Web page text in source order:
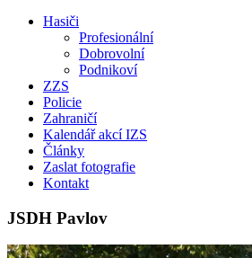
Hasiči
Profesionální
Dobrovolní
Podnikoví
ZZS
Policie
Zahraničí
Kalendář akcí IZS
Články
Zaslat fotografie
Kontakt
JSDH Pavlov